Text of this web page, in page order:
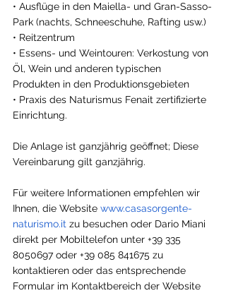
• Ausflüge in den Maiella- und Gran-Sasso-
Park (nachts, Schneeschuhe, Rafting usw.)
• Reitzentrum
• Essens- und Weintouren: Verkostung von
Öl, Wein und anderen typischen
Produkten in den Produktionsgebieten
• Praxis des Naturismus Fenait zertifizierte
Einrichtung.
Die Anlage ist ganzjährig geöffnet; Diese
Vereinbarung gilt ganzjährig.
Für weitere Informationen empfehlen wir
Ihnen, die Website www.casasorgente-
naturismo.it zu besuchen oder Dario Miani
direkt per Mobiltelefon unter +39 335
8050697 oder +39 085 841675 zu
kontaktieren oder das entsprechende
Formular im Kontaktbereich der Website